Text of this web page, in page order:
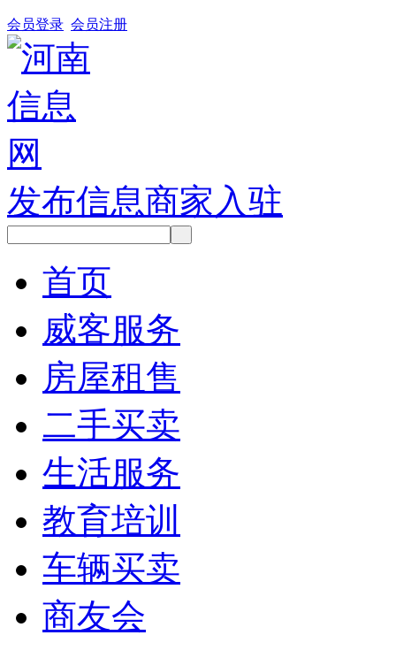
会员登录 会员注册
发布信息商家入驻
首页
威客服务
房屋租售
二手买卖
生活服务
教育培训
车辆买卖
商友会